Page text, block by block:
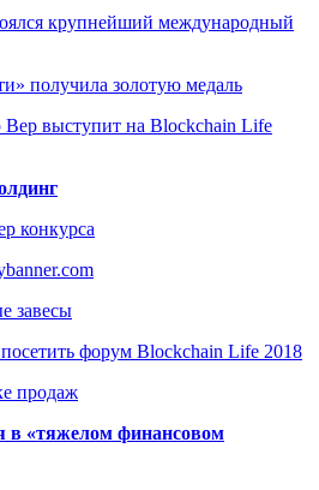
крупнейший международный
получила золотую медаль
выступит на Blockchain Life
конкурса
завесы
форум Blockchain Life 2018
продаж
в «тяжелом финансовом